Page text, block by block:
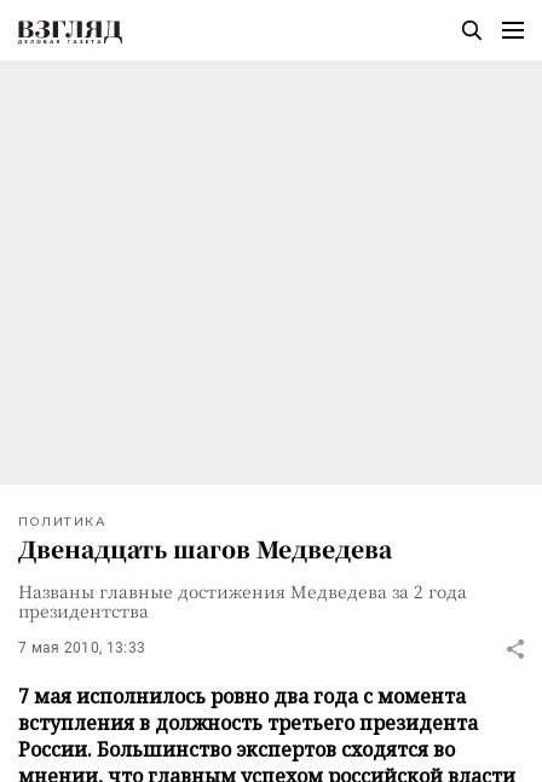
ПОЛИТИКА
Двенадцать шагов Медведева
Названы главные достижения Медведева за 2 года
президентства
7 мая 2010, 13:33
7 мая исполнилось ровно два года с момента
вступления в должность третьего президента
России. Большинство экспертов сходятся во
мнении, что главным успехом российской власти